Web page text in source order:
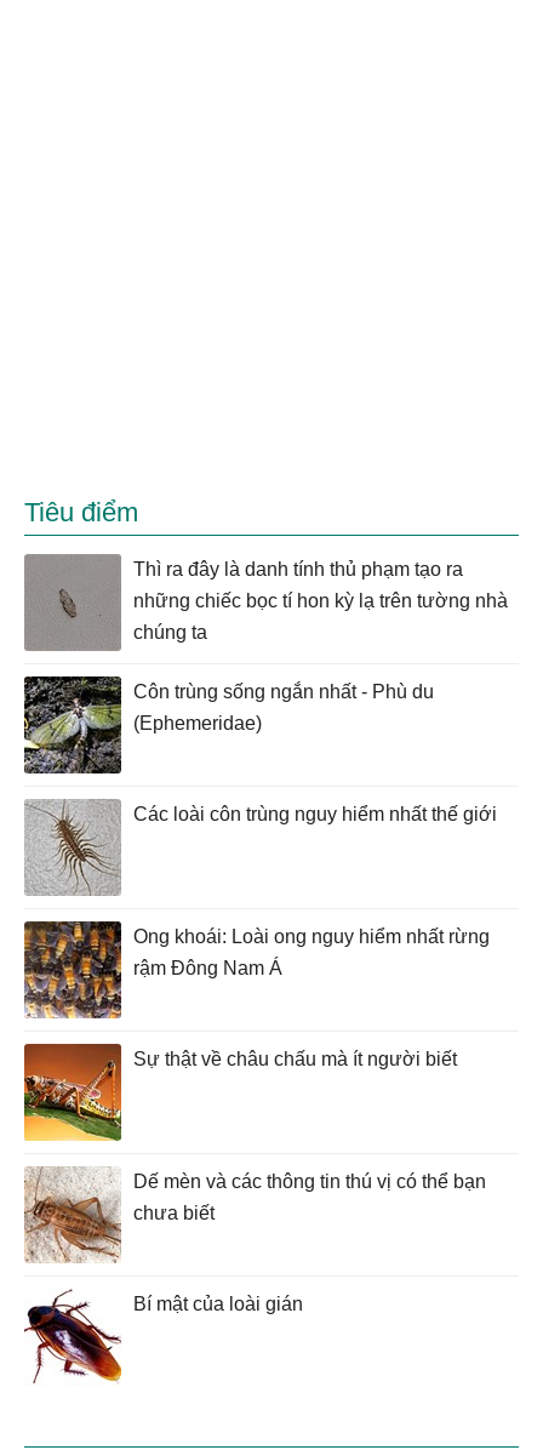
Tiêu điểm
Thì ra đây là danh tính thủ phạm tạo ra
những chiếc bọc tí hon kỳ lạ trên tường nhà
chúng ta
Côn trùng sống ngắn nhất - Phù du
(Ephemeridae)
Các loài côn trùng nguy hiểm nhất thế giới
Ong khoái: Loài ong nguy hiểm nhất rừng
rậm Đông Nam Á
Sự thật về châu chấu mà ít người biết
Dế mèn và các thông tin thú vị có thể bạn
chưa biết
Bí mật của loài gián